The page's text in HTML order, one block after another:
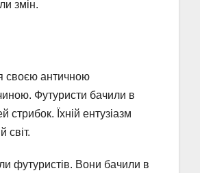
змін.
своєю античною
Футуристи бачили в
стрибок. Їхній ентузіазм
світ.
футуристів. Вони бачили в